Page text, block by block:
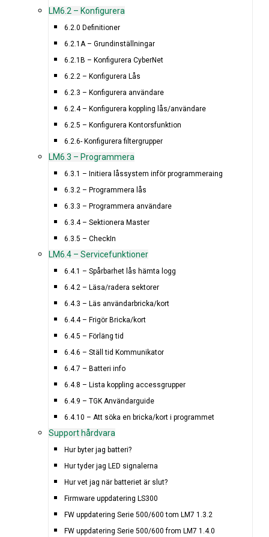
LM6.2 – Konfigurera
6.2.0 Definitioner
6.2.1A – Grundinställningar
6.2.1B – Konfigurera CyberNet
6.2.2 – Konfigurera Lås
6.2.3 – Konfigurera användare
6.2.4 – Konfigurera koppling lås/användare
6.2.5 – Konfigurera Kontorsfunktion
6.2.6- Konfigurera filtergrupper
LM6.3 – Programmera
6.3.1 – Initiera låssystem inför programmeraing
6.3.2 – Programmera lås
6.3.3 – Programmera användare
6.3.4 – Sektionera Master
6.3.5 – CheckIn
LM6.4 – Servicefunktioner
6.4.1 – Spårbarhet lås hämta logg
6.4.2 – Läsa/radera sektorer
6.4.3 – Läs användarbricka/kort
6.4.4 – Frigör Bricka/kort
6.4.5 – Förläng tid
6.4.6 – Ställ tid Kommunikator
6.4.7 – Batteri info
6.4.8 – Lista koppling accessgrupper
6.4.9 – TGK Användarguide
6.4.10 – Att söka en bricka/kort i programmet
Support hårdvara
Hur byter jag batteri?
Hur tyder jag LED signalerna
Hur vet jag när batteriet är slut?
Firmware uppdatering LS300
FW uppdatering Serie 500/600 tom LM7 1.3.2
FW uppdatering Serie 500/600 from LM7 1.4.0